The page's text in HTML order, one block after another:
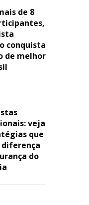
de 8
conquista
de melhor
veja
que
do